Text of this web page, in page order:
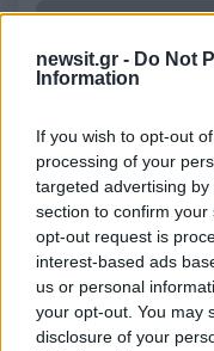
newsit.gr - Do Not
Information
If you wish to opt-out
processing of your
targeted advertising
section to confirm
opt-out request is
interest-based ads
us or personal
your opt-out. You may
disclosure of your
Όροι Χρήσης. Το site
ΑΕΚ
Share:
Ακολουθήστε το
ενημερωθείτε πρώτοι
τελευταία νέατης